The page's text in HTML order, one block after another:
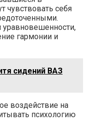
чувствовать себя
гармонии и
сидений ВАЗ
воздействие на
психологию